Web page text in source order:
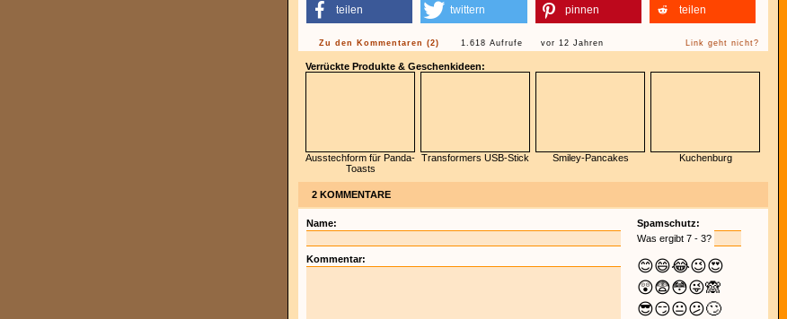
teilen twittern pinnen teilen
Zu den Kommentaren (2) 1.618 Aufrufe vor 12 Jahren Link geht nicht?
Verrückte Produkte & Geschenkideen:
Ausstechform für Panda-
Toasts
Transformers USB-Stick Smiley-Pancakes Kuchenburg
2 KOMMENTARE
Spamschutz:
Was ergibt 7 - 3?
😊😄😂😉😍
😲😨😳😜🙈
😎😏😐😕🙄
Name:
Kommentar: